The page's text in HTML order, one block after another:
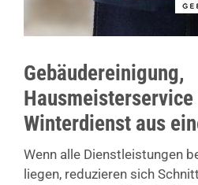
Gebäudereinigung,
Hausmeisterservice
Winterdienst aus
Wenn alle Dienstleistungen
liegen, reduzieren sich